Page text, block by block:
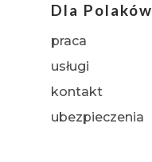
Dla Polaków
praca
usługi
kontakt
ubezpieczenia